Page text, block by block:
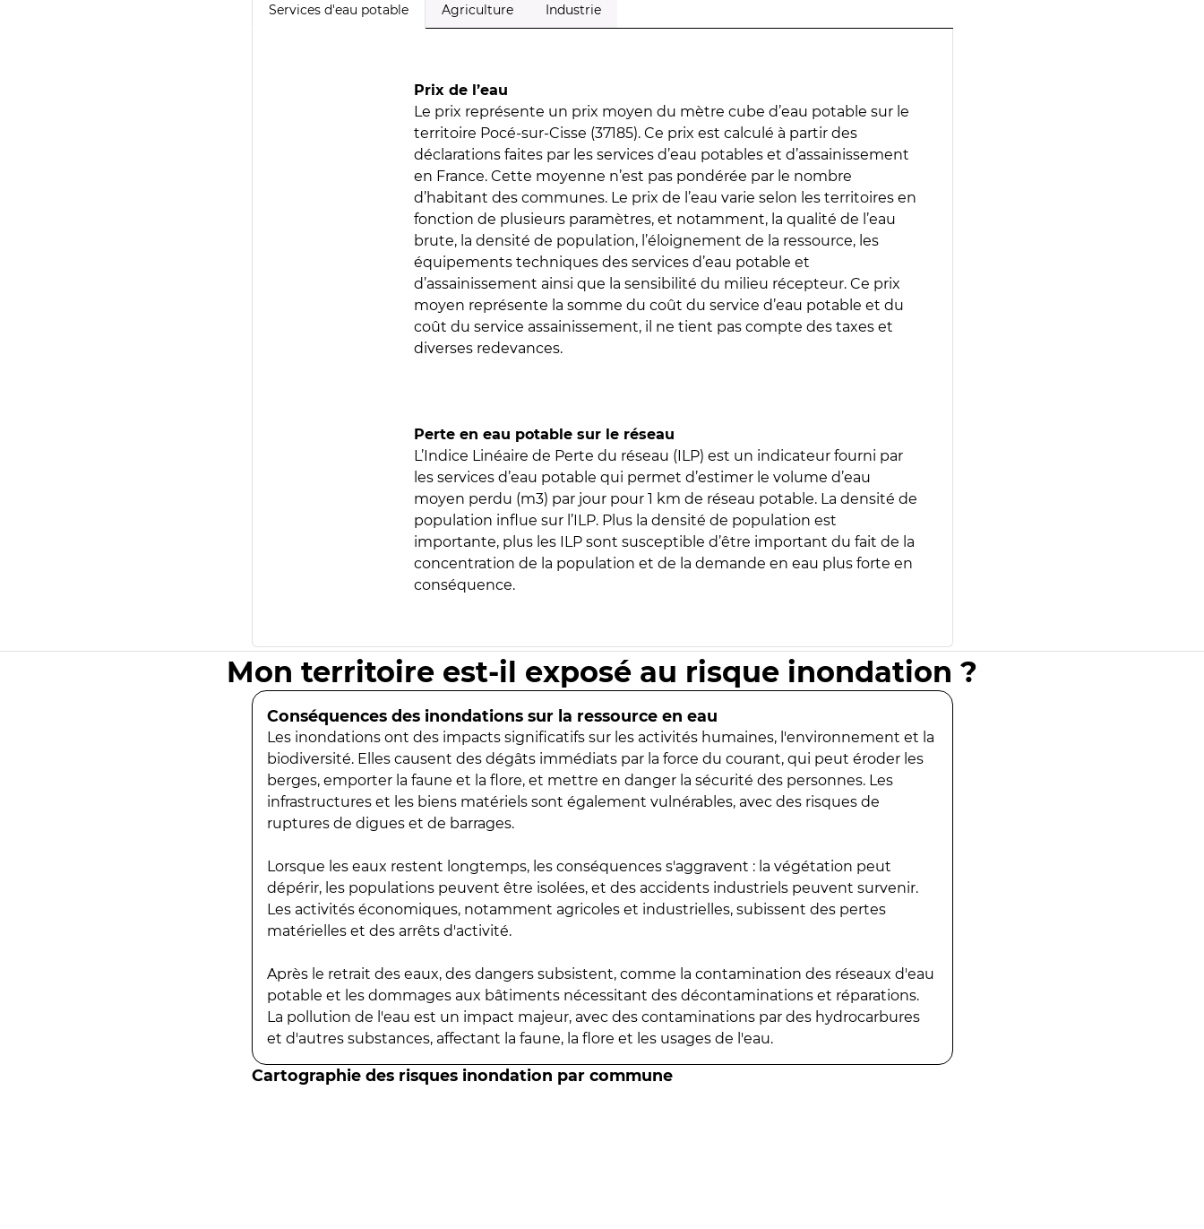
Services d'eau potable Agriculture Industrie
Prix de l’eau
Le prix représente un prix moyen du mètre cube d’eau potable sur le
territoire Pocé-sur-Cisse (37185). Ce prix est calculé à partir des
déclarations faites par les services d’eau potables et d’assainissement
en France. Cette moyenne n’est pas pondérée par le nombre
d’habitant des communes. Le prix de l’eau varie selon les territoires en
fonction de plusieurs paramètres, et notamment, la qualité de l’eau
brute, la densité de population, l’éloignement de la ressource, les
équipements techniques des services d’eau potable et
d’assainissement ainsi que la sensibilité du milieu récepteur. Ce prix
moyen représente la somme du coût du service d’eau potable et du
coût du service assainissement, il ne tient pas compte des taxes et
diverses redevances.
Perte en eau potable sur le réseau
L’Indice Linéaire de Perte du réseau (ILP) est un indicateur fourni par
les services d’eau potable qui permet d’estimer le volume d’eau
moyen perdu (m3) par jour pour 1 km de réseau potable. La densité de
population influe sur l’ILP. Plus la densité de population est
importante, plus les ILP sont susceptible d’être important du fait de la
concentration de la population et de la demande en eau plus forte en
conséquence.
Mon territoire est-il exposé au risque inondation ?
Conséquences des inondations sur la ressource en eau
Les inondations ont des impacts significatifs sur les activités humaines, l'environnement et la
biodiversité. Elles causent des dégâts immédiats par la force du courant, qui peut éroder les
berges, emporter la faune et la flore, et mettre en danger la sécurité des personnes. Les
infrastructures et les biens matériels sont également vulnérables, avec des risques de
ruptures de digues et de barrages.
Lorsque les eaux restent longtemps, les conséquences s'aggravent : la végétation peut
dépérir, les populations peuvent être isolées, et des accidents industriels peuvent survenir.
Les activités économiques, notamment agricoles et industrielles, subissent des pertes
matérielles et des arrêts d'activité.
Après le retrait des eaux, des dangers subsistent, comme la contamination des réseaux d'eau
potable et les dommages aux bâtiments nécessitant des décontaminations et réparations.
La pollution de l'eau est un impact majeur, avec des contaminations par des hydrocarbures
et d'autres substances, affectant la faune, la flore et les usages de l'eau.
Cartographie des risques inondation par commune